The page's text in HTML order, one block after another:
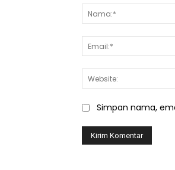
Simpan nama,